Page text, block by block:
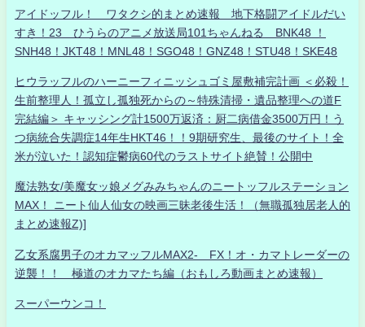
アイドッフル！ ワタクシ的まとめ速報 地下格闘アイドルだい
すき！23 ひうらのアニメ放送局101ちゃんねる BNK48 ！
SNH48！JKT48！MNL48！SGO48！GNZ48！STU48！SKE48
ヒウラッフルのハーニーフィニッシュゴミ屋敷補完計画 ＜必殺！
生前整理人！孤立し孤独死からの～特殊清掃・遺品整理への道F
完結編＞ キャッシング計1500万返済：厨二病借金3500万円！う
つ病統合失調症14年生HKT46！！9期研究生、最後のサイト！全
米が泣いた！認知症鬱病60代のラストサイト絶賛！公開中
魔法熟女/美魔女ッ娘メグみみちゃんのニートッフルステーション
MAX！ ニート仙人仙女の映画三昧老後生活！（無職孤独居老人的
まとめ速報Z)]
乙女系腐男子のオカマッフルMAX2- FX！オ・カマトレーダーの
逆襲！！ 極道のオカマたち編（おもしろ動画まとめ速報）
スーパーウンコ！